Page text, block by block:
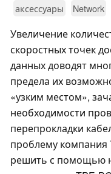
аксессуары Network
Увеличение
скоростных точек
данных доводят
предела их
«узким местом»,
необходимости
перепрокладки
проблему компания
решить с помощью